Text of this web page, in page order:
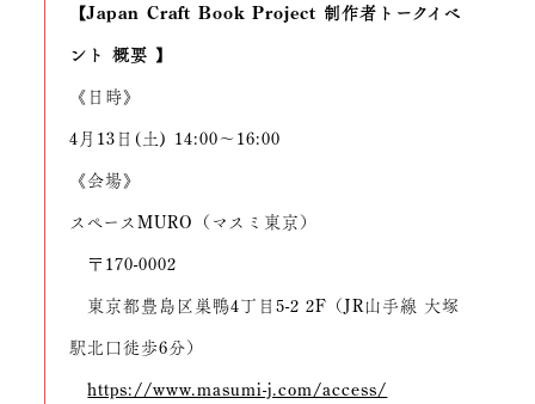
【Japan Craft Book Project 制作者トークイベ
ント 概要 】
《日時》
4月13日(土) 14:00〜16:00
《会場》
スペースMURO（マスミ東京）
〒170-0002
東京都豊島区巣鴨4丁目5-2 2F（JR山手線 大塚
駅北口徒歩6分）
https://www.masumi-j.com/access/